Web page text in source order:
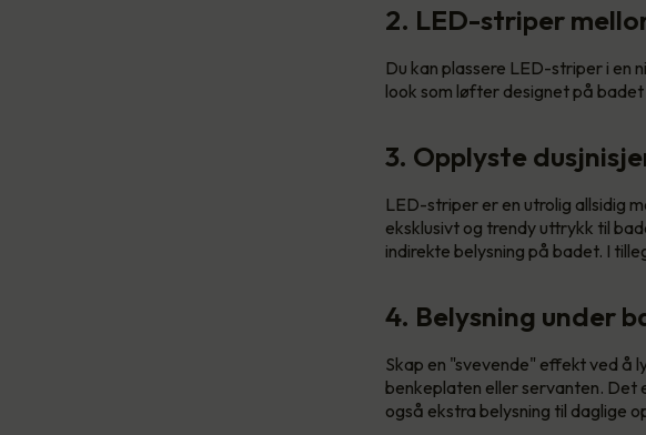
2. LED-striper
Du kan plassere LED-striper i en
look som løfter designet på
3. Opplyste
LED-striper er en utrolig allsidig
eksklusivt og trendy uttrykk til
indirekte belysning på badet. I
4. Belysning under
Skap en "svevende" effekt ved å
benkeplaten eller servanten. Det
også ekstra belysning til daglige